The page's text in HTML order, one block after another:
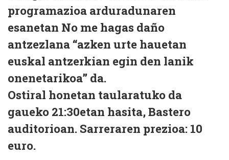
programazioa arduradunaren
esanetan No me hagas daño
antzezlana “azken urte hauetan
euskal antzerkian egin den lanik
onenetarikoa” da.
Ostiral honetan taularatuko da
gaueko 21:30etan hasita, Bastero
auditorioan. Sarreraren prezioa: 10
euro.